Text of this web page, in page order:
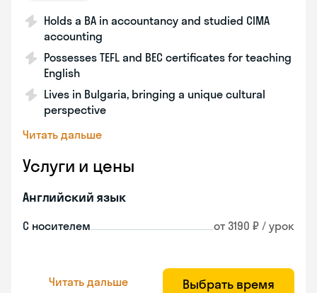
Holds a BA in accountancy and studied CIMA
accounting
Possesses TEFL and BEC certificates for teaching
English
Lives in Bulgaria, bringing a unique cultural
perspective
Читать дальше
Услуги и цены
Английский язык
С носителем от 3190 ₽ / урок
Читать дальше Выбрать время